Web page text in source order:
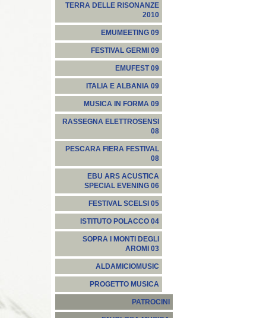
TERRA DELLE RISONANZE
2010
EMUMEETING 09
FESTIVAL GERMI 09
EMUFEST 09
ITALIA E ALBANIA 09
MUSICA IN FORMA 09
RASSEGNA ELETTROSENSI
08
PESCARA FIERA FESTIVAL
08
EBU ARS ACUSTICA
SPECIAL EVENING 06
FESTIVAL SCELSI 05
ISTITUTO POLACCO 04
SOPRA I MONTI DEGLI
AROMI 03
ALDAMICIOMUSIC
PROGETTO MUSICA
PATROCINI